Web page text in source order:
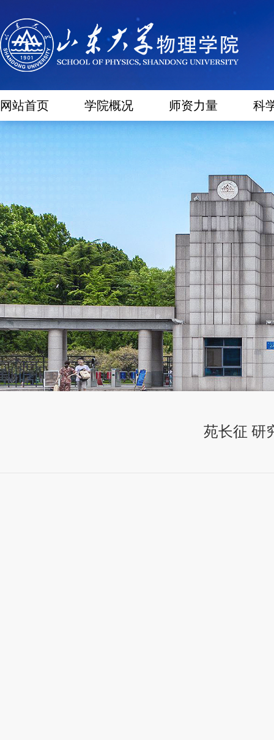
网站首页 学院概况 师资力量 科
苑长征 研